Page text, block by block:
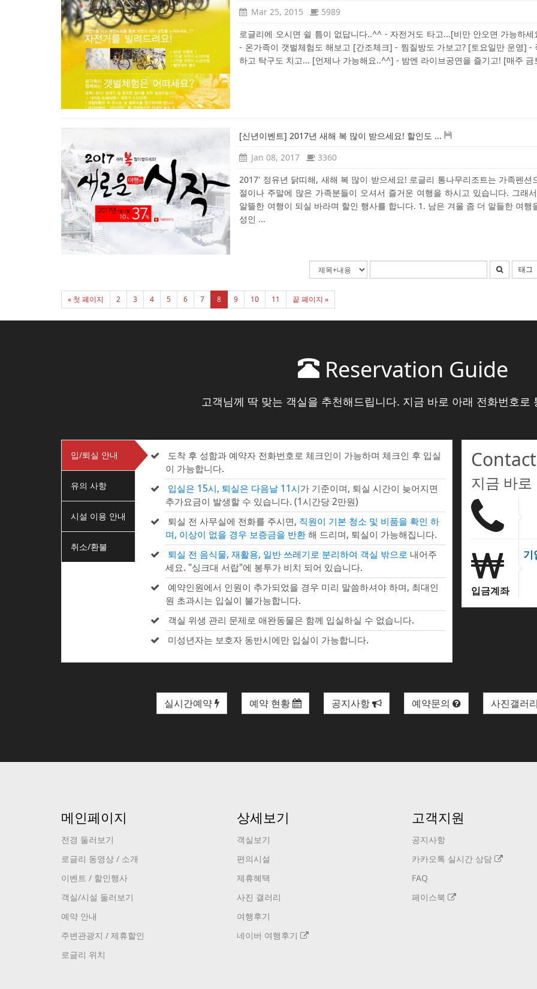
Mar 25, 2015
5989
로글리에 오시면 쉴 틈이 없답니다..^^ - 자전거도 타고...[비만 안오면 가능하
- 온가족이 갯벌체험도 해보고 [간조체크] - 찜질방도 가보고? [토요일만 운영] -
하고 탁구도 치고... [언제나 가능해요..^^] - 밤엔 라이브공연을 즐기고! [매주 금
[신년이벤트] 2017년 새해 복 많이 받으세요! 할인도 ...
Jan 08, 2017
3360
2017' 정유년 닭띠해, 새해 복 많이 받으세요! 로글리 통나무리조트는 가족펜션
절이나 주말에 많은 가족분들이 오셔서 즐거운 여행을 하시고 있습니다. 그래
알뜰한 여행이 되실 바라며 할인 행사를 합니다. 1. 남은 겨울 좀 더 알들한 여행
성인 ...
태그
« 첫 페이지 2 3 4 5 6 7 8 9 10 11 끝 페이지 »
Reservation Guide
고객님께 딱 맞는 객실을 추천해드립니다. 지금 바로 아래 전화번호로
입/퇴실 안내
유의 사항
시설 이용 안내
취소/환불
도착 후 성함과 예약자 전화번호로 체크인이 가능하며 체크인 후 입실
이 가능합니다.
입실은 15시, 퇴실은 다음날 11시가 기준이며, 퇴실 시간이 늦어지면
추가요금이 발생할 수 있습니다. (1시간당 2만원)
퇴실 전 사무실에 전화를 주시면, 직원이 기본 청소 및 비품을 확인 하
며, 이상이 없을 경우 보증금을 반환해 드리며, 퇴실이 가능해집니다.
퇴실 전 음식물, 재활용, 일반 쓰레기로 분리하여 객실 밖으로 내어주
세요. "싱크대 서랍"에 봉투가 비치 되어 있습니다.
예약인원에서 인원이 추가되었을 경우 미리 말씀하셔야 하며, 최대인
원 초과시는 입실이 불가능합니다.
객실 위생 관리 문제로 애완동물은 함께 입실하실 수 없습니다.
미성년자는 보호자 동반시에만 입실이 가능합니다.
지금 바
입금계좌
기
실시간예약 예약 현황 공지사항 예약문의 사진갤러리
메인페이지
전경 둘러보기
로글리 동영상 / 소개
이벤트 / 할인행사
객실/시설 둘러보기
예약 안내
주변관광지 / 제휴할인
로글리 위치
상세보기
객실보기
편의시설
제휴혜택
사진 갤러리
여행후기
네이버 여행후기
고객지원
공지사항
카카오톡 실시간 상담
FAQ
페이스북